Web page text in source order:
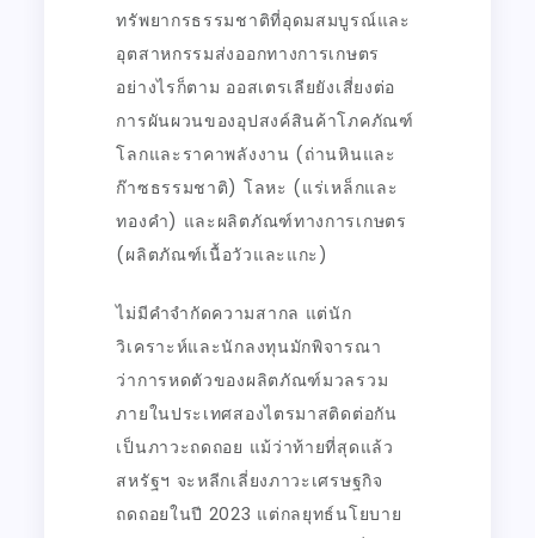
ทรัพยากรธรรมชาติที่อุดมสมบูรณ์และ
อุตสาหกรรมส่งออกทางการเกษตร
อย่างไรก็ตาม ออสเตรเลียยังเสี่ยงต่อ
การผันผวนของอุปสงค์สินค้าโภคภัณฑ์
โลกและราคาพลังงาน (ถ่านหินและ
ก๊าซธรรมชาติ) โลหะ (แร่เหล็กและ
ทองคำ) และผลิตภัณฑ์ทางการเกษตร
(ผลิตภัณฑ์เนื้อวัวและแกะ)
ไม่มีคำจำกัดความสากล แต่นัก
วิเคราะห์และนักลงทุนมักพิจารณา
ว่าการหดตัวของผลิตภัณฑ์มวลรวม
ภายในประเทศสองไตรมาสติดต่อกัน
เป็นภาวะถดถอย แม้ว่าท้ายที่สุดแล้ว
สหรัฐฯ จะหลีกเลี่ยงภาวะเศรษฐกิจ
ถดถอยในปี 2023 แต่กลยุทธ์นโยบาย